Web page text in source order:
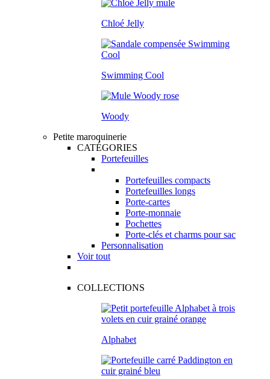
Chloé Jelly
Swimming Cool
Woody
Petite maroquinerie
CATÉGORIES
Portefeuilles
Portefeuilles compacts
Portefeuilles longs
Porte-cartes
Porte-monnaie
Pochettes
Porte-clés et charms pour sac
Personnalisation
Voir tout
COLLECTIONS
Alphabet